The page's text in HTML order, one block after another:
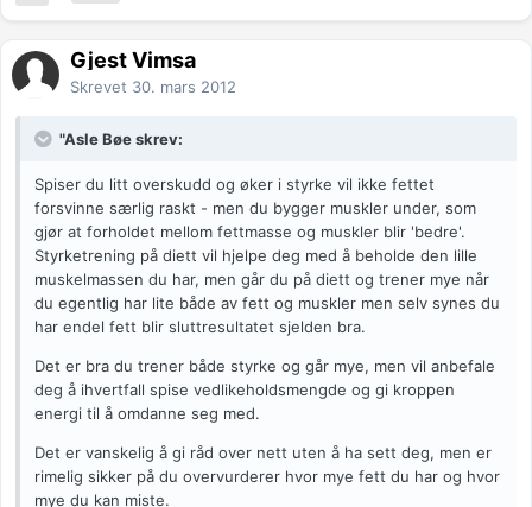
Gjest Vimsa
Skrevet 30. mars 2012
"Asle Bøe skrev:
Spiser du litt overskudd og øker i styrke vil ikke fettet
forsvinne særlig raskt - men du bygger muskler under, som
gjør at forholdet mellom fettmasse og muskler blir 'bedre'.
Styrketrening på diett vil hjelpe deg med å beholde den lille
muskelmassen du har, men går du på diett og trener mye når
du egentlig har lite både av fett og muskler men selv synes du
har endel fett blir sluttresultatet sjelden bra.
Det er bra du trener både styrke og går mye, men vil anbefale
deg å ihvertfall spise vedlikeholdsmengde og gi kroppen
energi til å omdanne seg med.
Det er vanskelig å gi råd over nett uten å ha sett deg, men er
rimelig sikker på du overvurderer hvor mye fett du har og hvor
mye du kan miste.